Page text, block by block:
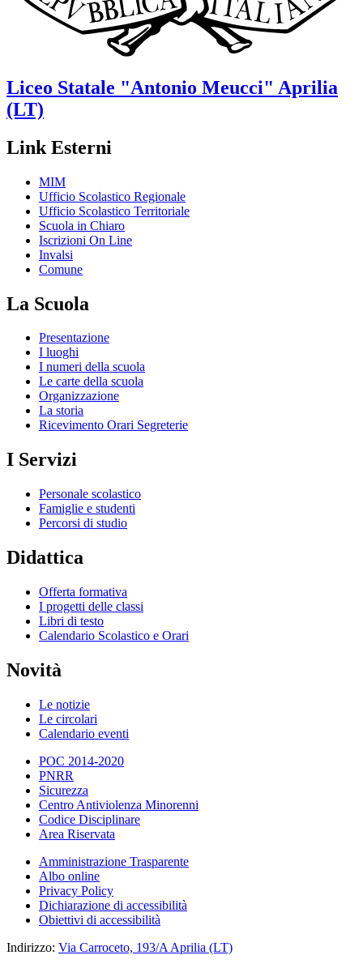
Liceo Statale "Antonio Meucci" Aprilia
(LT)
Link Esterni
MIM
Ufficio Scolastico Regionale
Ufficio Scolastico Territoriale
Scuola in Chiaro
Iscrizioni On Line
Invalsi
Comune
La Scuola
Presentazione
I luoghi
I numeri della scuola
Le carte della scuola
Organizzazione
La storia
Ricevimento Orari Segreterie
I Servizi
Personale scolastico
Famiglie e studenti
Percorsi di studio
Didattica
Offerta formativa
I progetti delle classi
Libri di testo
Calendario Scolastico e Orari
Novità
Le notizie
Le circolari
Calendario eventi
POC 2014-2020
PNRR
Sicurezza
Centro Antiviolenza Minorenni
Codice Disciplinare
Area Riservata
Amministrazione Trasparente
Albo online
Privacy Policy
Dichiarazione di accessibilità
Obiettivi di accessibilità
Indirizzo: Via Carroceto, 193/A Aprilia (LT)